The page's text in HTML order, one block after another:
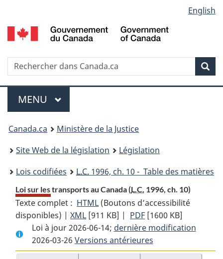
au
contenu
propos
de
la
HTML
simplifiée
selection
English
Recherche
Menu
MENU PRINCIPAL
You
are
here:
Canada.ca
Ministère de la Justice
Site Web de la législation
Législation
Lois codifiées
L.C. 1996, ch. 10 - Table des matières
Loi sur les transports au Canada (L.C. 1996, ch. 10)
Texte complet : HTML Texte
complet
:
Loi
sur
(Boutons d’accessibilité
disponibles) |XML Texte
complet
:
Loi
[911 KB] | PDF Texte
complet
:
Loi
[1600 KB]
Loi à jour 2026-06-14; dernière modification
2026-03-26 Versions antérieures